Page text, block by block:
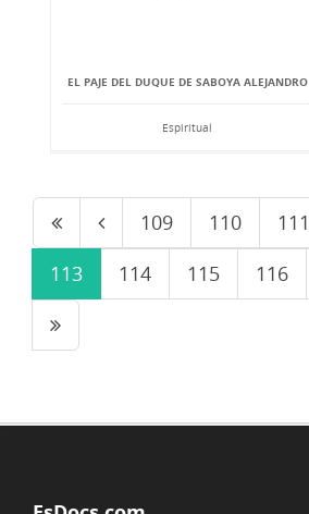
EL PAJE DEL DUQUE DE SABOYA ALEJANDRO
Espiritual
109 110 111
113
114 115 116